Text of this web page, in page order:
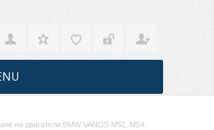
на двигатели BMW VANOS M52, M54,